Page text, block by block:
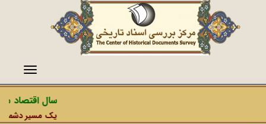
منو
سال اقتصاد
یک مسیر دشمن،